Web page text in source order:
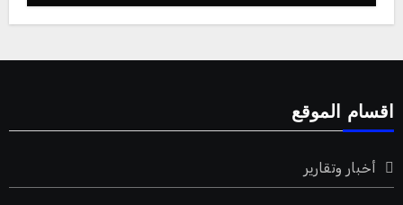
اقسام الموقع
أخبار وتقارير